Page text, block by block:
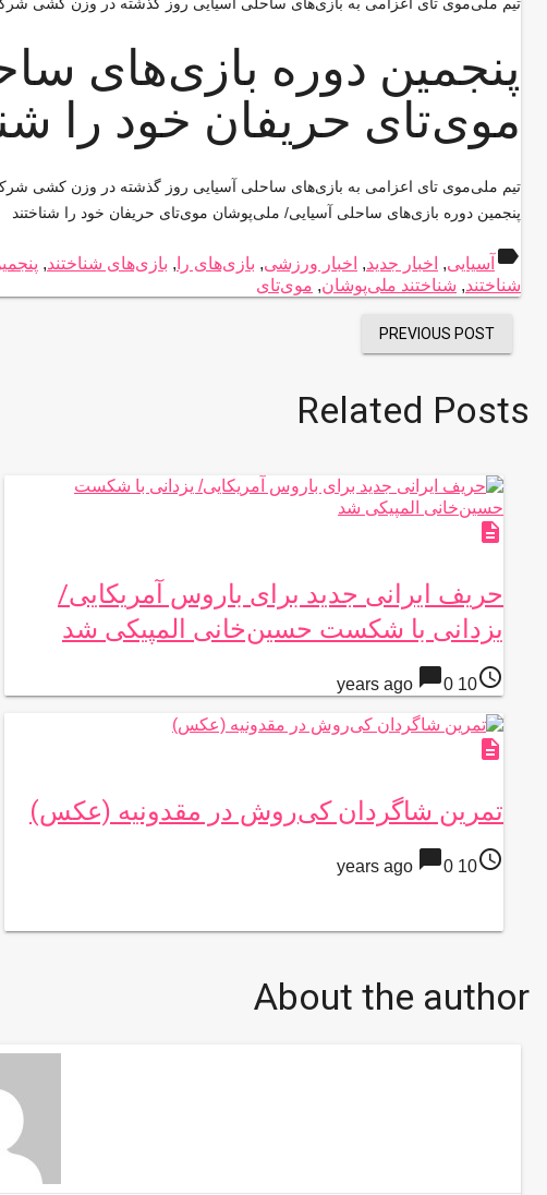
پنجمین دوره بازی‌های
موی‌تای حریفان خود را
تیم ملی‌موی تای اعزامی به بازی‌های ساحلی آسیایی روز گذشته در وزن کشی
پنجمین دوره بازی‌های ساحلی آسیایی/ ملی‌پوشان موی‌تای حریفان خود را شناختند
label آسیایی, اخبار جدید, اخبار ورزشی, بازی‌های را , بازی‌های شناختند,
شناختند, شناختند ملی‌پوشان, موی‌تای
PREVIOUS POST
Related Posts
description
حریف ایرانی جدید برای باروس آمریکایی/
یزدانی با شکست حسین‌خانی المپیکی شد
access_time
10 years ago
chat_bubble0
description
تمرین شاگردان کی‌روش در مقدونیه (عکس)
access_time
10 years ago
chat_bubble0
About the author